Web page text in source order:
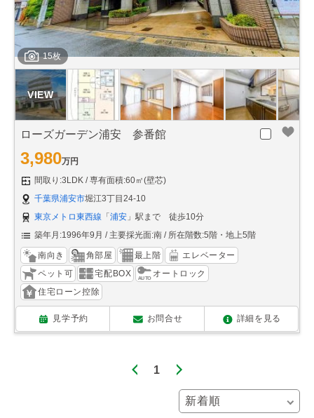
15枚
ローズガーデン浦安 参番館
3,980万円
間取り:3LDK
専有面積:60㎡(壁芯)
千葉県浦安市堀江3丁目24-10
東京メトロ東西線 「 浦安 」駅まで 徒歩10分
築年月:1996年9月
主要採光面:南 所在階数:5階・地上5階
南向き 角部屋 最上階
エレベーター
ペット可
宅配BOX
オートロック
住宅ローン控除
見学予約 お問合せ 詳細を見る
1